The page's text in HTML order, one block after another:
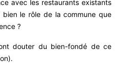
avec les restaurants existants
bien le rôle de la commune que
?
douter du bien-fondé de ce